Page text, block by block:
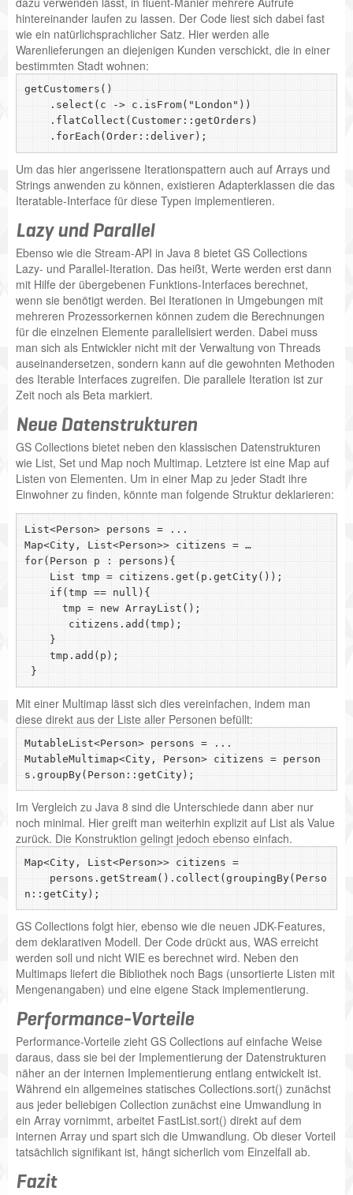
hintereinander laufen zu lassen. Der Code liest sich dabei fast
wie ein natürlichsprachlicher Satz. Hier werden alle
Warenlieferungen an diejenigen Kunden verschickt, die in einer
bestimmten Stadt wohnen:
getCustomers()
Um das hier angerissene Iterationspattern auch auf Arrays und
Strings anwenden zu können, existieren Adapterklassen die das
Iteratable-Interface für diese Typen implementieren.
Lazy und Parallel
Ebenso wie die Stream-API in Java 8 bietet GS Collections
Lazy- und Parallel-Iteration. Das heißt, Werte werden erst dann
mit Hilfe der übergebenen Funktions-Interfaces berechnet,
wenn sie benötigt werden. Bei Iterationen in Umgebungen mit
mehreren Prozessorkernen können zudem die Berechnungen
für die einzelnen Elemente parallelisiert werden. Dabei muss
man sich als Entwickler nicht mit der Verwaltung von Threads
auseinandersetzen, sondern kann auf die gewohnten Methoden
des Iterable Interfaces zugreifen. Die parallele Iteration ist zur
Zeit noch als Beta markiert.
Neue Datenstrukturen
GS Collections bietet neben den klassischen Datenstrukturen
wie List, Set und Map noch Multimap. Letztere ist eine Map auf
Listen von Elementen. Um in einer Map zu jeder Stadt ihre
Einwohner zu finden, könnte man folgende Struktur deklarieren:
List<Person> persons = ...
Map<City, List<Person>> citizens = …
for(Person p : persons){
    List
tmp = citizens.get(p.getCity());
      tmp = new ArrayList
();
Mit einer Multimap lässt sich dies vereinfachen, indem man
diese direkt aus der Liste aller Personen befüllt:
MutableList<Person> persons = ...
MutableMultimap<City, Person> citizens = person
Im Vergleich zu Java 8 sind die Unterschiede dann aber nur
noch minimal. Hier greift man weiterhin explizit auf List als Value
zurück. Die Konstruktion gelingt jedoch ebenso einfach.
Map<City, List<Person>> citizens =
GS Collections folgt hier, ebenso wie die neuen JDK-Features,
dem deklarativen Modell. Der Code drückt aus, WAS erreicht
werden soll und nicht WIE es berechnet wird. Neben den
Multimaps liefert die Bibliothek noch Bags (unsortierte Listen mit
Mengenangaben) und eine eigene Stack implementierung.
Performance-Vorteile
Performance-Vorteile zieht GS Collections auf einfache Weise
daraus, dass sie bei der Implementierung der Datenstrukturen
näher an der internen Implementierung entlang entwickelt ist.
Während ein allgemeines statisches Collections.sort() zunächst
aus jeder beliebigen Collection zunächst eine Umwandlung in
ein Array vornimmt, arbeitet FastList.sort() direkt auf dem
internen Array und spart sich die Umwandlung. Ob dieser Vorteil
tatsächlich signifikant ist, hängt sicherlich vom Einzelfall ab.
Fazit